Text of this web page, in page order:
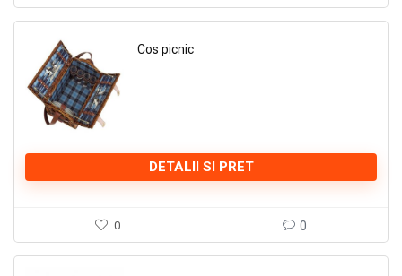
Cos picnic
DETALII SI PRET
0 0